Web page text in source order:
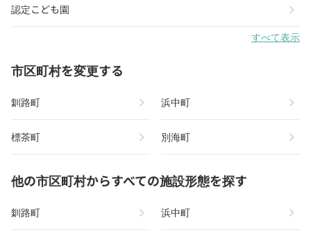
認定こども園 chevron_right
すべて表示
市区町村を変更する
釧路町 chevron_right 浜中町 chevron_right
標茶町 chevron_right 別海町 chevron_right
他の市区町村からすべての施設形態を探す
釧路町 chevron_right 浜中町 chevron_right